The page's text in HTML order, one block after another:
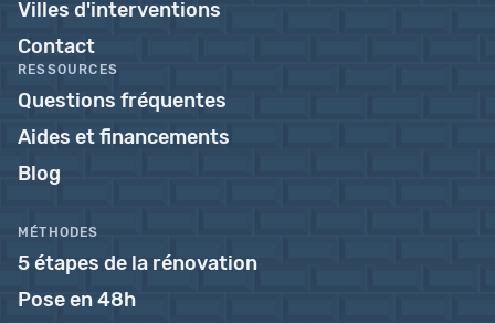
Villes d'interventions
Contact
RESSOURCES
Questions fréquentes
Aides et financements
Blog
MÉTHODES
5 étapes de la rénovation
Pose en 48h